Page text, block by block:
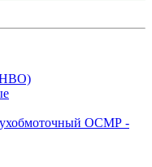
ОСМР -